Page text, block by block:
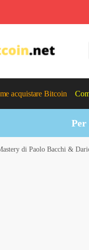
acquistare Bitcoin
di Paolo Bacchi &